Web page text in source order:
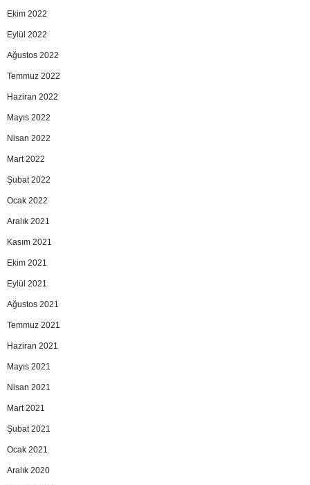
Ekim 2022
Eylül 2022
Ağustos 2022
Temmuz 2022
Haziran 2022
Mayıs 2022
Nisan 2022
Mart 2022
Şubat 2022
Ocak 2022
Aralık 2021
Kasım 2021
Ekim 2021
Eylül 2021
Ağustos 2021
Temmuz 2021
Haziran 2021
Mayıs 2021
Nisan 2021
Mart 2021
Şubat 2021
Ocak 2021
Aralık 2020